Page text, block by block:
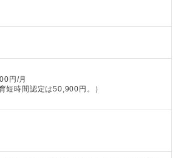
円/月
短時間認定は50,900円。 ）